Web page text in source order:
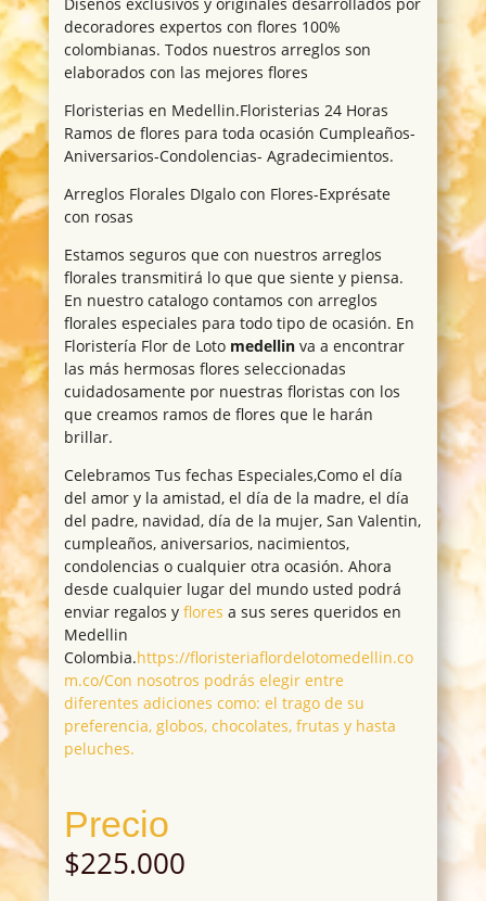
decoradores expertos con flores 100%
colombianas. Todos nuestros arreglos son
elaborados con las mejores flores
Floristerias en Medellin.Floristerias 24 Horas
Ramos de flores para toda ocasión Cumpleaños-
Aniversarios-Condolencias- Agradecimientos.
Arreglos Florales DIgalo con Flores-Exprésate
con rosas
Estamos seguros que con nuestros arreglos
florales transmitirá lo que que siente y piensa.
En nuestro catalogo contamos con arreglos
florales especiales para todo tipo de ocasión. En
Floristería Flor de Loto medellinva a encontrar
las más hermosas flores seleccionadas
cuidadosamente por nuestras floristas con los
que creamos ramos de flores que le harán
brillar.
Celebramos Tus fechas Especiales,Como el día
del amor y la amistad, el día de la madre, el día
del padre, navidad, día de la mujer, San Valentin,
cumpleaños, aniversarios, nacimientos,
condolencias o cualquier otra ocasión. Ahora
desde cualquier lugar del mundo usted podrá
enviar regalos y flores a sus seres queridos en
Medellin
Colombia.https://floristeriaflordelotomedellin.co
m.co/Con nosotros podrás elegir entre
diferentes adiciones como: el trago de su
preferencia, globos, chocolates, frutas y hasta
peluches.
Precio
$225.000